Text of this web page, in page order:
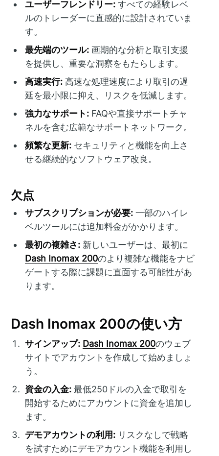
ユーザーフレンドリー: すべての経験レベ
ルのトレーダーに直感的に設計されていま
す。
最先端のツール: 画期的な分析と取引支援
を提供し、重要な洞察をもたらします。
高速実行: 高速な処理速度により取引の遅
延を最小限に抑え、リスクを低減します。
強力なサポート: FAQや直接サポートチャ
ネルを含む広範なサポートネットワーク。
頻繁な更新: セキュリティと機能を向上さ
せる継続的なソフトウェア改良。
欠点
サブスクリプションが必要: 一部のハイレ
ベルツールには追加料金がかかります。
最初の複雑さ: 新しいユーザーは、最初に
Dash Inomax 200のより複雑な機能をナビ
ゲートする際に課題に直面する可能性があ
ります。
Dash Inomax 200の使い方
サインアップ: Dash Inomax 200のウェブ
サイトでアカウントを作成して始めましょ
う。
資金の入金: 最低250ドルの入金で取引を
開始するためにアカウントに資金を追加し
ます。
デモアカウントの利用: リスクなしで戦略
を試すためにデモアカウント機能を利用し